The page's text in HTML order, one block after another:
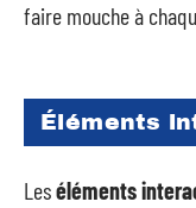
faire mouche à
Éléments
Leséléments